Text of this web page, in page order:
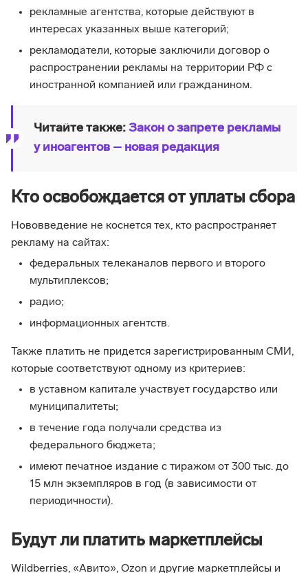
рекламные агентства, которые действуют в
интересах указанных выше категорий;
рекламодатели, которые заключили договор о
распространении рекламы на территории РФ с
иностранной компанией или гражданином.
Читайте также: Закон о запрете рекламы
у иноагентов – новая редакция
Кто освобождается от уплаты сбора
Нововведение не коснется тех, кто распространяет
рекламу на сайтах:
федеральных телеканалов первого и второго
мультиплексов;
радио;
информационных агентств.
Также платить не придется зарегистрированным СМИ,
которые соответствуют одному из критериев:
в уставном капитале участвует государство или
муниципалитеты;
в течение года получали средства из
федерального бюджета;
имеют печатное издание с тиражом от 300 тыс. до
15 млн экземпляров в год (в зависимости от
периодичности).
Будут ли платить маркетплейсы
Wildberries, «Авито», Ozon и другие маркетплейсы и